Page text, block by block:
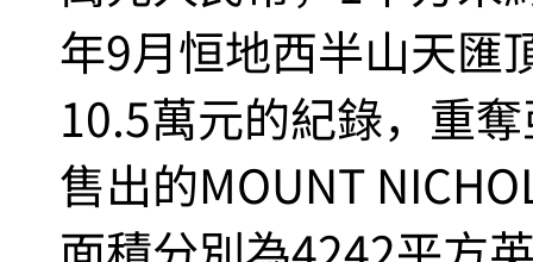
年9月恒地西半山天匯
10.5萬元的紀錄，重
售出的MOUNT